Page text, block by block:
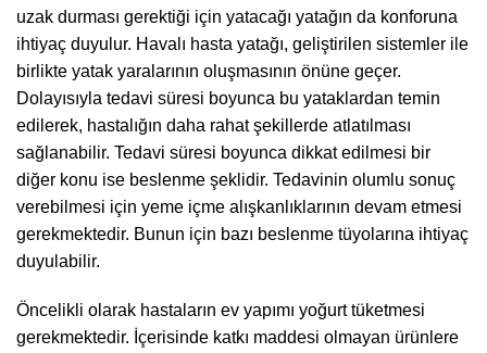
uzak durması gerektiği için yatacağı yatağın da konforuna
ihtiyaç duyulur. Havalı hasta yatağı, geliştirilen sistemler ile
birlikte yatak yaralarının oluşmasının önüne geçer.
Dolayısıyla tedavi süresi boyunca bu yataklardan temin
edilerek, hastalığın daha rahat şekillerde atlatılması
sağlanabilir. Tedavi süresi boyunca dikkat edilmesi bir
diğer konu ise beslenme şeklidir. Tedavinin olumlu sonuç
verebilmesi için yeme içme alışkanlıklarının devam etmesi
gerekmektedir. Bunun için bazı beslenme tüyolarına ihtiyaç
duyulabilir.
Öncelikli olarak hastaların ev yapımı yoğurt tüketmesi
gerekmektedir. İçerisinde katkı maddesi olmayan ürünlere